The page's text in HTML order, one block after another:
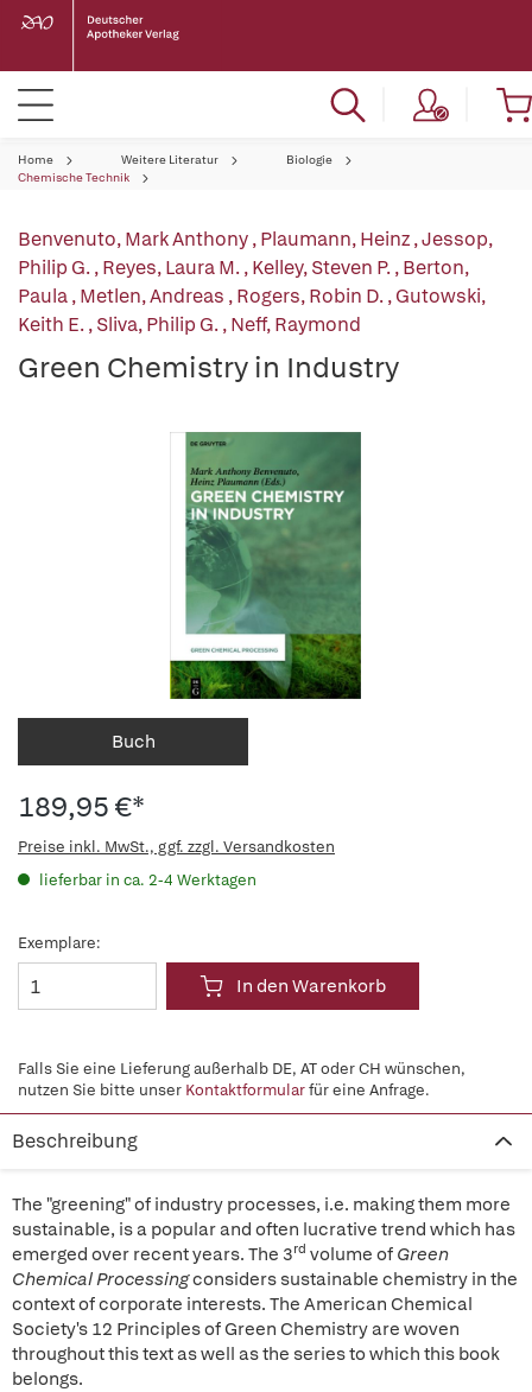
Home Weitere Literatur
Biologie
Chemische Technik
Benvenuto, Mark Anthony,Plaumann, Heinz,Jessop,
Philip G.,Reyes, Laura M.,Kelley, Steven P.,Berton,
Paula,Metlen, Andreas ,Rogers, Robin D.,Gutowski,
Keith E.,Sliva, Philip G.,Neff, Raymond
Green Chemistry in Industry
Buch
189,95 €*
Preise inkl. MwSt., ggf. zzgl. Versandkosten
lieferbar in ca. 2-4 Werktagen
Exemplare:
In den Warenkorb
Falls Sie eine Lieferung außerhalb DE, AT oder CH wünschen,
nutzen Sie bitte unser Kontaktformularfür eine Anfrage.
Beschreibung
The "greening" of industry processes, i.e. making them more
sustainable, is a popular and often lucrative trend which has
emerged over recent years. The 3rd volume of Green
Chemical Processingconsiders sustainable chemistry in the
context of corporate interests. The American Chemical
Society's 12 Principles of Green Chemistry are woven
throughout this text as well as the series to which this book
belongs.